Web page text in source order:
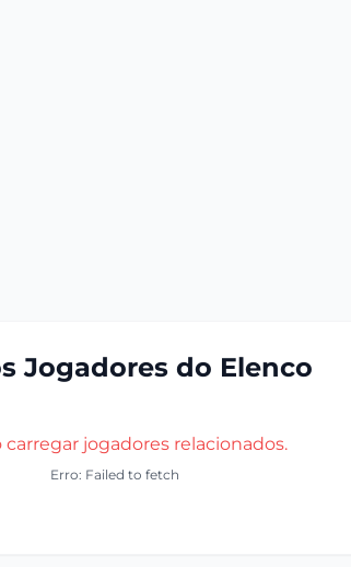
Jogadores do Elenco
carregar jogadores relacionados.
Erro: Failed to fetch